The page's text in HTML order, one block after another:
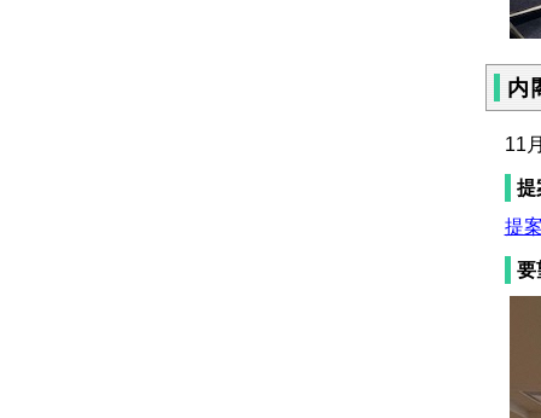
内
11
提
提
要